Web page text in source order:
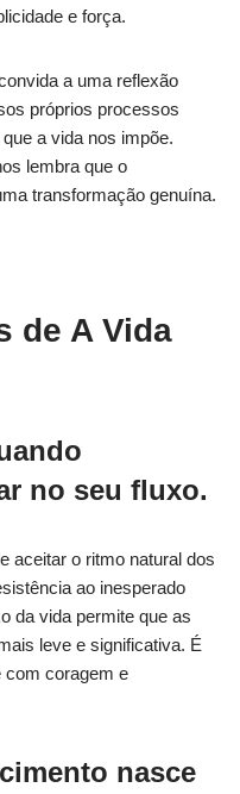
e força.
a uma reflexão
próprios processos
a vida nos impõe.
lembra que o
transformação genuína.
de A Vida
no seu fluxo.
aceitar o ritmo natural dos
ao inesperado
da vida permite que as
leve e significativa. É
com coragem e
nasce